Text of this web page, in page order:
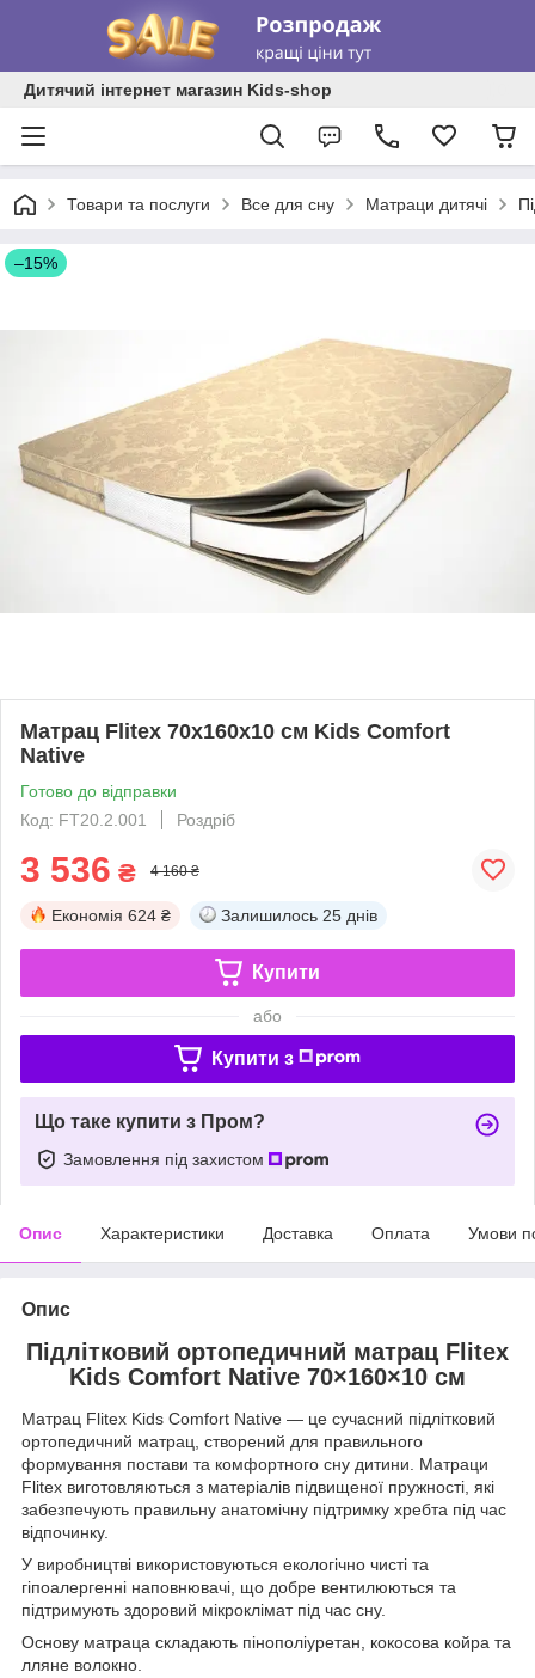
Дитячий інтернет магазин Kids-shop
Товари та послуги Все для сну Матраци дитячі
–15%
Матрац Flitex 70х160х10 см Kids Comfort
Native
Готово до відправки
Код: FT20.2.001
Роздріб
3 536 ₴ 4 160 ₴
Економія 624 ₴ Залишилось 25 днів
Купити
або
Купити з
Що таке купити з Пром?
Замовлення під захистом
Опис Характеристики Доставка Оплата Умови
Опис
Підлітковий ортопедичний матрац Flitex
Kids Comfort Native 70×160×10 см
Матрац Flitex Kids Comfort Native — це сучасний підлітковий
ортопедичний матрац, створений для правильного
формування постави та комфортного сну дитини. Матраци
Flitex виготовляються з матеріалів підвищеної пружності, які
забезпечують правильну анатомічну підтримку хребта під час
відпочинку.
У виробництві використовуються екологічно чисті та
гіпоалергенні наповнювачі, що добре вентилюються та
підтримують здоровий мікроклімат під час сну.
Основу матраца складають пінополіуретан, кокосова койра та
лляне волокно.